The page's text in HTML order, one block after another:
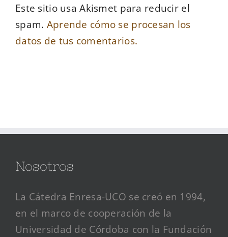
Este sitio usa Akismet para reducir el
spam. Aprende cómo se procesan los
datos de tus comentarios.
Nosotros
La Cátedra Enresa-UCO se creó en 1994,
en el marco de cooperación de la
Universidad de Córdoba con la Fundación